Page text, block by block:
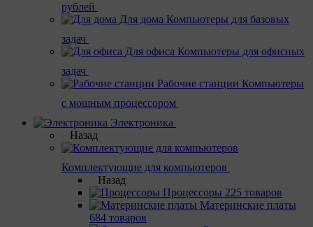
рублей
Для дома Компьютеры для базовых
задач
Для офиса Компьютеры для офисных
задач
Рабочие станции Компьютеры
с мощным процессором
Электроника
Назад
Комплектующие для компьютеров
Назад
Процессоры 225 товаров
Материнcкие платы
684 товаров